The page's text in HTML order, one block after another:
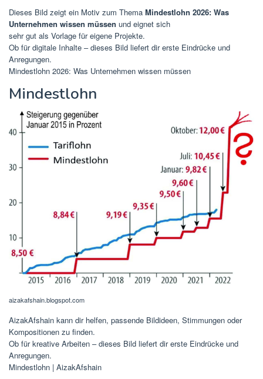
Dieses Bild zeigt ein Motiv zum Thema Mindestlohn 2026: Was
Unternehmen wissen müssen und eignet sich
sehr gut als Vorlage für eigene Projekte.
Ob für digitale Inhalte – dieses Bild liefert dir erste Eindrücke und
Anregungen.
Mindestlohn 2026: Was Unternehmen wissen müssen
Mindestlohn
aizakafshain.blogspot.com
AizakAfshain kann dir helfen, passende Bildideen, Stimmungen oder
Kompositionen zu finden.
Ob für kreative Arbeiten – dieses Bild liefert dir erste Eindrücke und
Anregungen.
Mindestlohn | AizakAfshain